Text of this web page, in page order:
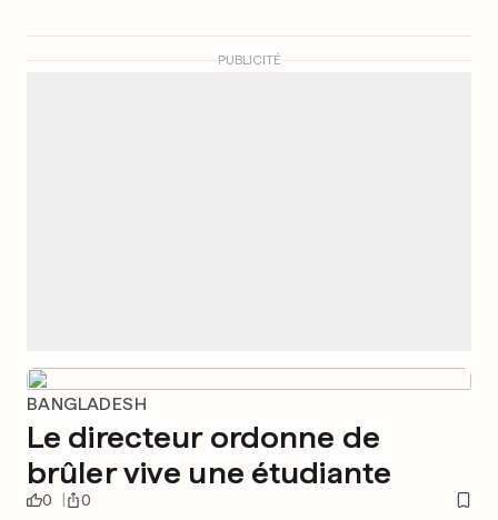
PUBLICITÉ
BANGLADESH
Le directeur ordonne de
brûler vive une étudiante
0 0